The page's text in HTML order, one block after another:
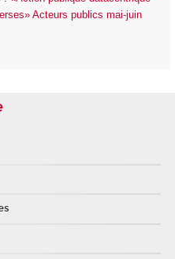
Acteurs publics mai-juin